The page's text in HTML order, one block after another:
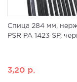
Спица 284 мм,
PSR PA 1423 SP,
3,20 р.